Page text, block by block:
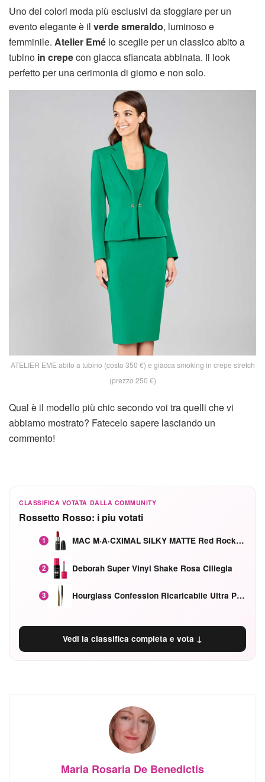
Uno dei colori moda più esclusivi da sfoggiare per un
evento elegante è il verde smeraldo, luminoso e
femminile. Atelier Emé lo sceglie per un classico abito a
tubino in crepecon giacca sfiancata abbinata. Il look
perfetto per una cerimonia di giorno e non solo.
ATELIER EME abito a tubino (costo 350 €) e giacca smoking in crepe stretch
(prezzo 250 €)
Qual è il modello più chic secondo voi tra quelli che vi
abbiamo mostrato? Fatecelo sapere lasciando un
commento!
CLASSIFICA VOTATA DALLA COMMUNITY
Rossetto Rosso: i piu votati
1 MAC M·A·CXIMAL SILKY MATTE Red Rock mat
2 Deborah Super Vinyl Shake Rosa Ciliegia
3 Hourglass Confession Ricaricabile Ultra Preciso Ad Alta Intensità Secretly Classic Red
Vedi la classifica completa e vota ↓
Maria Rosaria De Benedictis